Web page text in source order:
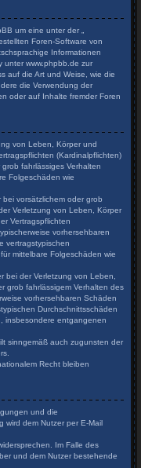
um eine unter der „
Foren-Software von
Informationen
unter www.phpbb.de zur
auf die Art und Weise, wie die
die Verwendung der
oder auf Inhalte fremder Foren
von Leben, Körper und
(Kardinalpflichten)
fahrlässiges Verhalten
Folgeschäden wie
vorsätzlichem oder grob
Verletzung von Leben, Körper
Vertragspflichten
vorhersehbaren
vertragstypischen
mittelbare Folgeschäden wie
bei der Verletzung von Leben,
grob fahrlässigem Verhalten des
vorhersehbaren Schäden
Durchschnittsschäden
insbesondere entgangenen
sinngemäß auch zugunsten der
Recht bleiben
und die
wird dem Nutzer per E-Mail
Im Falle des
und dem Nutzer bestehende